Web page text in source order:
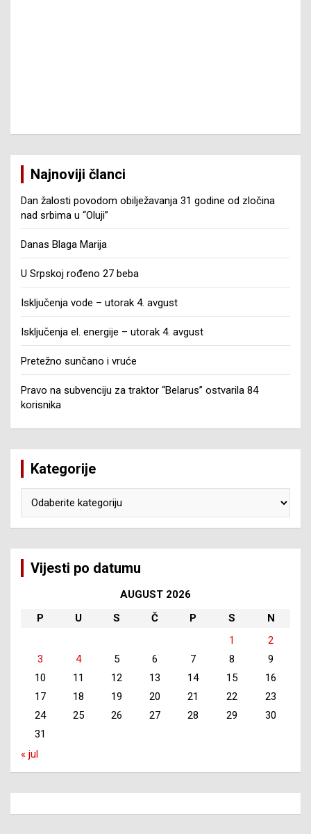
Najnoviji članci
Dan žalosti povodom obilježavanja 31 godine od zločina
nad srbima u “Oluji”
Danas Blaga Marija
U Srpskoj rođeno 27 beba
Isključenja vode – utorak 4. avgust
Isključenja el. energije – utorak 4. avgust
Pretežno sunčano i vruće
Pravo na subvenciju za traktor “Belarus” ostvarila 84
korisnika
Kategorije
Vijesti po datumu
AUGUST 2026
P
U S Č P S
N
1
2
3
4 5 6 7 8
9
10
11 12 13 14 15
16
17
18 19 20 21 22
23
24
25 26 27 28 29
30
31
« jul